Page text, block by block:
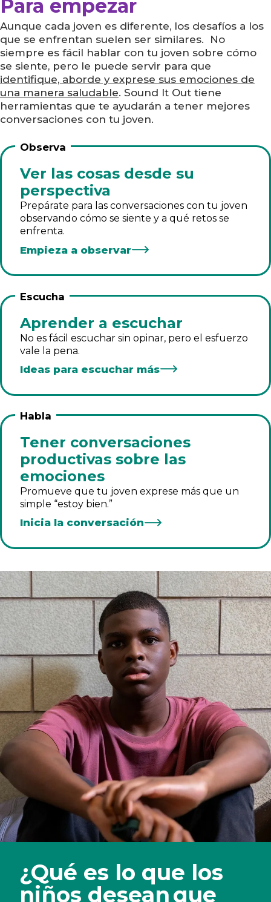
Para empezar
Aunque cada joven es diferente, los desafíos a los
que se enfrentan suelen ser similares. No
siempre es fácil hablar con tu joven sobre cómo
se siente, pero le puede servir para que
identifique, aborde y exprese sus emociones de
una manera saludable. Sound It Out tiene
herramientas que te ayudarán a tener mejores
conversaciones con tu joven.
Observa
Ver las cosas desde su
perspectiva
Prepárate para las conversaciones con tu joven
observando cómo se siente y a qué retos se
enfrenta.
Empieza a observar
Escucha
Aprender a escuchar
No es fácil escuchar sin opinar, pero el esfuerzo
vale la pena.
Ideas para escuchar más
Habla
Tener conversaciones
productivas sobre las
emociones
Promueve que tu joven exprese más que un
simple “estoy bien.”
Inicia la conversación
Ver
¿Qué es lo que los
niños desean que